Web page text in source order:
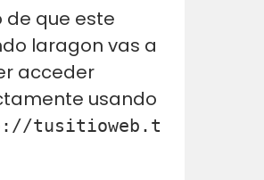
de que este
laragon vas a
acceder
usando
tusitioweb.t